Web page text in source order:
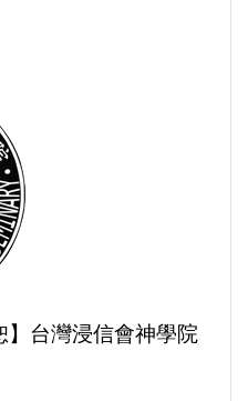
】台灣浸信會神學院